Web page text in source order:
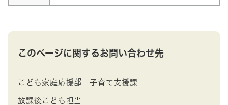
このページに関するお問い合わせ先
こども家庭応援部 子育て支援課
放課後こども担当